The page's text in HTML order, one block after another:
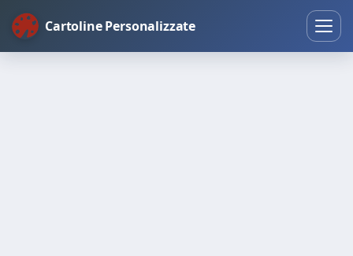
Cartoline Personalizzate